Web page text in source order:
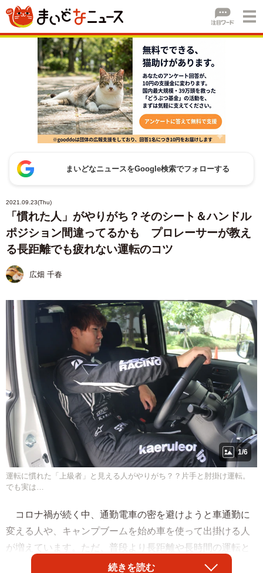
まいどなニュースをGoogle検索でフォローする
2021.09.23(Thu)
「慣れた人」がやりがち？そのシート＆ハンドル
ポジション間違ってるかも プロレーサーが教え
る長距離でも疲れない運転のコツ
広畑 千春
1/6
運転に慣れた「上級者」と見える人がやりがち？？片手と肘掛け運転。
でも実は…
コロナ禍が続く中、通勤電車の密を避けようと車通勤に
変える人や、キャンプブームを始め車を使って出掛ける人
が増えています。ただ、普段より長距離や長時間の運転と
なると、疲労もつきもの。疲れにくい運転のコツをプロの
続きを読む